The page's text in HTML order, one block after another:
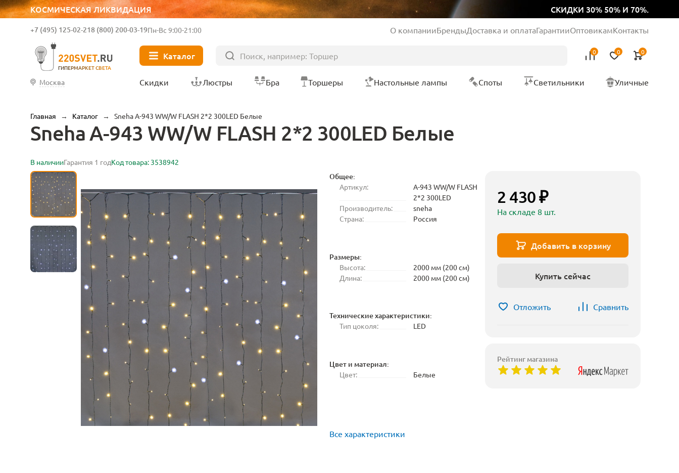
КОСМИЧЕСКАЯ ЛИКВИДАЦИЯ СКИДКИ 30% 50% И 70%.
ГИПЕРМАРКЕТ СВЕТА
+7 (495) 125-02-218 (800) 200-03-19Пн-Вс 9:00-21:00 О компанииБрендыДоставка и оплатаГарантииОптовикамКонтакты
Каталог 0 0 0
Москва Скидки Люстры Бра Торшеры Настольные лампы Споты Светильники Уличные
Главная → Каталог → Sneha A-943 WW/W FLASH 2*2 300LED Белые
Sneha A-943 WW/W FLASH 2*2 300LED Белые
В наличииГарантия 1 годКод товара: 3538942
Общее:
Артикул:
A-943 WW/W FLASH
2*2 300LED
Производитель:
sneha
Страна:
Россия
Размеры:
Высота:
2000 мм (200 см)
Длина:
2000 мм (200 см)
Технические характеристики:
Тип цоколя: LED
Цвет и материал:
Цвет: Белые
Все характеристики
2 430 ₽
На складе 8 шт.
Добавить в корзину
Купить сейчас
Отложить Сравнить
Рейтинг магазина